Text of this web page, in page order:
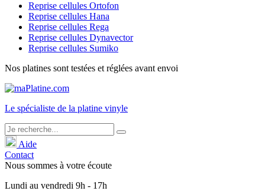
Reprise cellules Ortofon
Reprise cellules Hana
Reprise cellules Rega
Reprise cellules Dynavector
Reprise cellules Sumiko
Nos platines sont testées et réglées avant envoi
Le spécialiste de la platine vinyle
Aide
Contact
Nous sommes à votre écoute
Lundi au vendredi 9h - 17h